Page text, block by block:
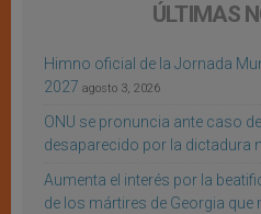
ÚLTIMAS
Himno oficial de la Jornada
2027 agosto 3, 2026
ONU se pronuncia ante caso
desaparecido por la dictadura
Aumenta el interés por la
de los mártires de Georgia que